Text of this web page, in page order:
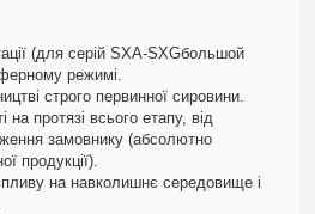
(для серій SXA-SXGбольшой
режимі.
строго первинної сировини.
на протязі всього етапу, від
замовнику (абсолютно
продукції).
на навколишнє середовище і